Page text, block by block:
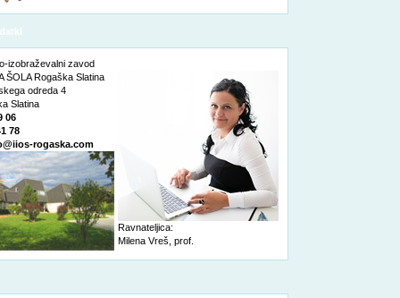
izobraževalni zavod
ŠOLA Rogaška Slatina
odreda 4
Slatina
06
78
rogaska.com
Ravnateljica:
Milena Vreš, prof.